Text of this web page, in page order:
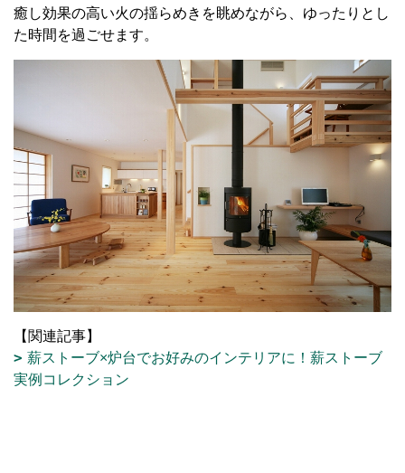
癒し効果の高い火の揺らめきを眺めながら、ゆったりとし
た時間を過ごせます。
【関連記事】
薪ストーブ×炉台でお好みのインテリアに！薪ストーブ
実例コレクション